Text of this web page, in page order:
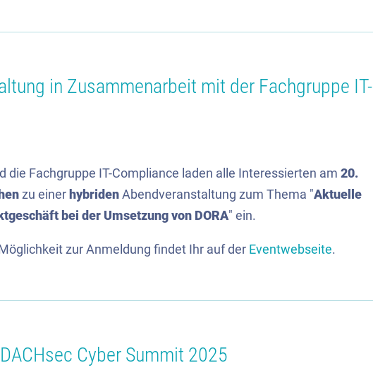
in Zusammenarbeit mit der Fachgruppe IT-
die Fachgruppe IT-Compliance laden alle Interessierten am 20.
zu einer hybriden Abendveranstaltung zum Thema "Aktuelle
bei der Umsetzung von DORA" ein.
zur Anmeldung findet Ihr auf der Eventwebseite.
Cyber Summit 2025